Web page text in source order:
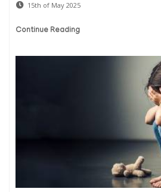
15th of May 2025
Continue Reading